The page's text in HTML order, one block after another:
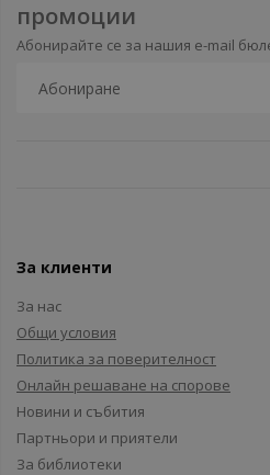
промоции
Абонирайте се за нашия e-mail
За клиенти
За нас
Общи условия
Политика за поверителност
Онлайн решаване на спорове
Новини и събития
Партньори и приятели
За библиотеки